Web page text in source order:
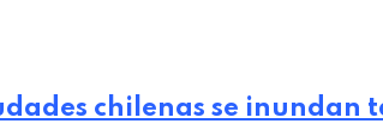
chilenas se inundan